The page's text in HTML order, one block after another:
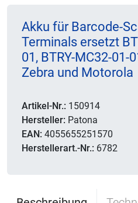
Akku für Barcode-
Terminals ersetzt
01, BTRY-MC32-01-
Zebra und Motorola
Artikel-Nr.: 150914
Hersteller: Patona
EAN: 4055655251570
Herstellerart.-Nr.: 6782